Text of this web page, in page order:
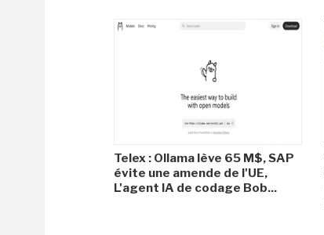
Telex : Ollama lève 65 M$, SAP
évite une amende de l'UE,
L'agent IA de codage Bob...